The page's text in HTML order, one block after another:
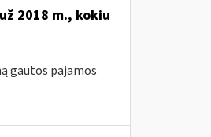
2018 m., kokiu
gautos pajamos